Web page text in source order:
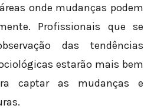
onde mudanças podem
Profissionais que se
das tendências
estarão mais bem
captar as mudanças e